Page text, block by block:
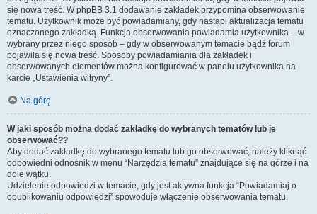
się nowa treść. W phpBB 3.1 dodawanie zakładek przypomina obserwowanie
tematu. Użytkownik może być powiadamiany, gdy nastąpi aktualizacja tematu
oznaczonego zakładką. Funkcja obserwowania powiadamia użytkownika – w
wybrany przez niego sposób – gdy w obserwowanym temacie bądź forum
pojawiła się nowa treść. Sposoby powiadamiania dla zakładek i
obserwowanych elementów można konfigurować w panelu użytkownika na
karcie „Ustawienia witryny”.
Na górę
W jaki sposób można dodać zakładkę do wybranych tematów lub je
obserwować??
Aby dodać zakładkę do wybranego tematu lub go obserwować, należy kliknąć
odpowiedni odnośnik w menu “Narzędzia tematu” znajdujące się na górze i na
dole wątku.
Udzielenie odpowiedzi w temacie, gdy jest aktywna funkcja “Powiadamiaj o
opublikowaniu odpowiedzi” spowoduje włączenie obserwowania tematu.